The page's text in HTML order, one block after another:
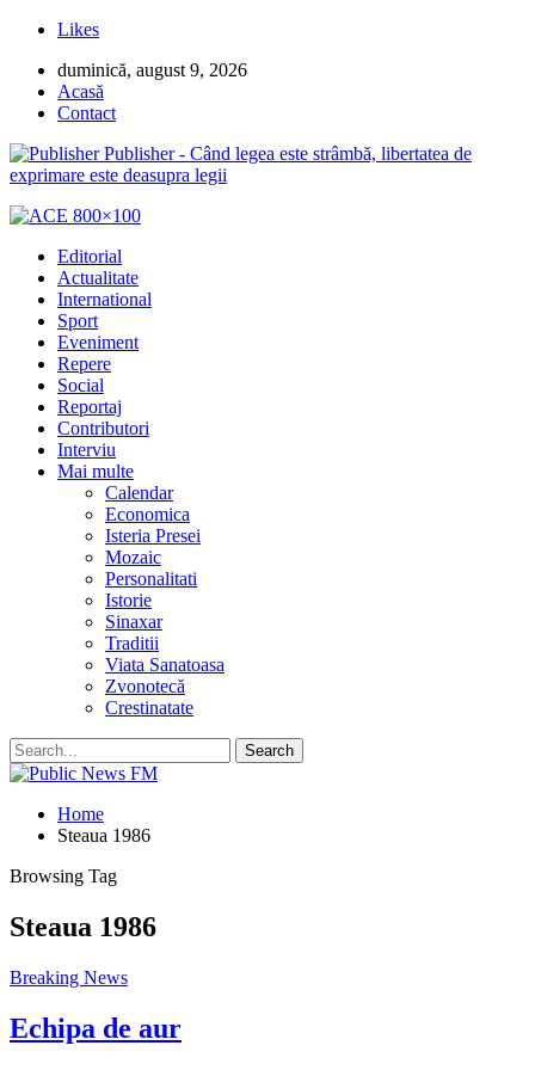
Likes
duminică, august 9, 2026
Acasă
Contact
Publisher - Când legea este strâmbă, libertatea de
exprimare este deasupra legii
Editorial
Actualitate
International
Sport
Eveniment
Repere
Social
Reportaj
Contributori
Interviu
Mai multe
Calendar
Economica
Isteria Presei
Mozaic
Personalitati
Istorie
Sinaxar
Traditii
Viata Sanatoasa
Zvonotecă
Crestinatate
Home
Steaua 1986
Browsing Tag
Steaua 1986
Breaking News
Echipa de aur